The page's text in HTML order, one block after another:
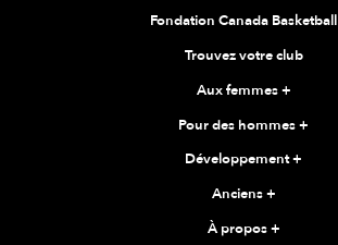
Fondation Canada Basketball
Trouvez votre club
Aux femmes+
Pour des hommes+
Développement+
Anciens+
À propos+